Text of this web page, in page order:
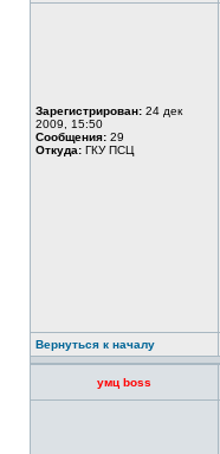
Зарегистрирован: 24 дек
2009, 15:50
Сообщения: 29
Откуда: ГКУ ПСЦ
Вернуться к началу
умц boss